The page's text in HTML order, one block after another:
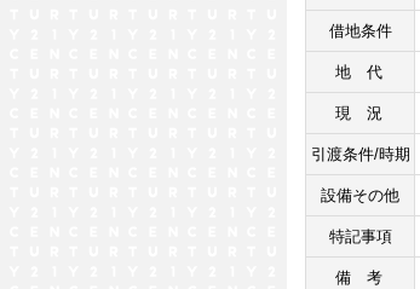
借地条件
地代
現況
引渡条件/時期
設備その他
特記事項
備考